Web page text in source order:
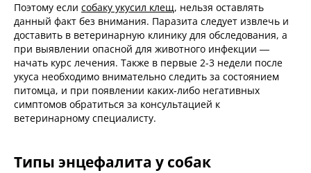
Поэтому если собаку укусил клещ, нельзя оставлять
данный факт без внимания. Паразита следует извлечь и
доставить в ветеринарную клинику для обследования, а
при выявлении опасной для животного инфекции —
начать курс лечения. Также в первые 2-3 недели после
укуса необходимо внимательно следить за состоянием
питомца, и при появлении каких-либо негативных
симптомов обратиться за консультацией к
ветеринарному специалисту.
Типы энцефалита у собак